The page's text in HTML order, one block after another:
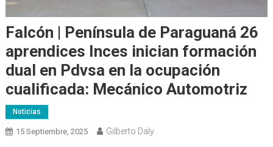
Falcón | Península de Paraguaná 26
aprendices Inces inician formación
dual en Pdvsa en la ocupación
cualificada: Mecánico Automotriz
Noticias
15 Septiembre, 2025 Gilberto Daly